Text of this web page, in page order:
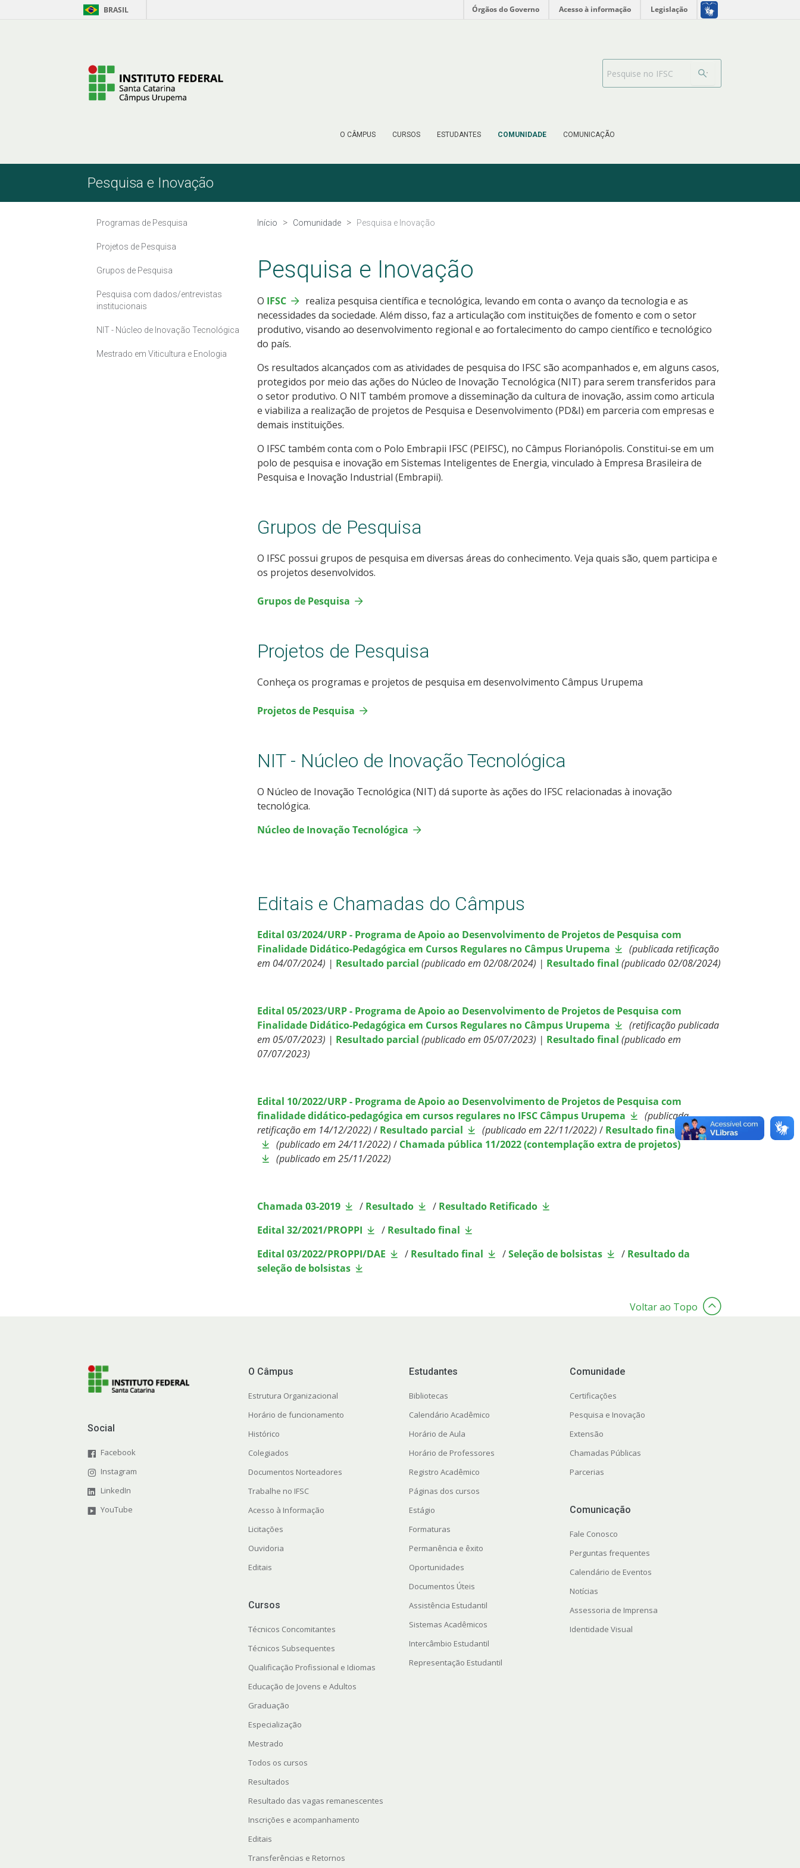
Pular para o Conteúdo BRASIL Órgãos do Governo Acesso à informação Legislação
O CÂMPUS CURSOS ESTUDANTES COMUNIDADE COMUNICAÇÃO
Barra de busca
Pesquisa e Inovação
Programas de Pesquisa
Projetos de Pesquisa
Grupos de Pesquisa
Pesquisa com dados/entrevistas
institucionais
NIT - Núcleo de Inovação Tecnológica
Mestrado em Viticultura e Enologia
Início Comunidade Pesquisa e Inovação
Pesquisa e Inovação
O IFSC
realiza pesquisa científica e tecnológica, levando em conta o avanço da tecnologia e as
necessidades da sociedade. Além disso, faz a articulação com instituições de fomento e com o setor
produtivo, visando ao desenvolvimento regional e ao fortalecimento do campo científico e tecnológico
do país.
Os resultados alcançados com as atividades de pesquisa do IFSC são acompanhados e, em alguns casos,
protegidos por meio das ações do Núcleo de Inovação Tecnológica (NIT) para serem transferidos para
o setor produtivo. O NIT também promove a disseminação da cultura de inovação, assim como articula
e viabiliza a realização de projetos de Pesquisa e Desenvolvimento (PD&I) em parceria com empresas e
demais instituições.
O IFSC também conta com o Polo Embrapii IFSC (PEIFSC), no Câmpus Florianópolis. Constitui-se em um
polo de pesquisa e inovação em Sistemas Inteligentes de Energia, vinculado à Empresa Brasileira de
Pesquisa e Inovação Industrial (Embrapii).
Grupos de Pesquisa
O IFSC possui grupos de pesquisa em diversas áreas do conhecimento. Veja quais são, quem participa e
os projetos desenvolvidos.
Grupos de Pesquisa
Projetos de Pesquisa
Conheça os programas e projetos de pesquisa em desenvolvimento Câmpus Urupema
Projetos de Pesquisa
NIT - Núcleo de Inovação Tecnológica
O Núcleo de Inovação Tecnológica (NIT) dá suporte às ações do IFSC relacionadas à inovação
tecnológica.
Núcleo de Inovação Tecnológica
Editais e Chamadas do Câmpus
Edital 03/2024/URP - Programa de Apoio ao Desenvolvimento de Projetos de Pesquisa com
Finalidade Didático-Pedagógica em Cursos Regulares no Câmpus Urupema
(publicada retificação
em 04/07/2024) | Resultado parcial (publicado em 02/08/2024) | Resultado final (publicado 02/08/2024)
Edital 05/2023/URP - Programa de Apoio ao Desenvolvimento de Projetos de Pesquisa com
Finalidade Didático-Pedagógica em Cursos Regulares no Câmpus Urupema
(retificação publicada
em 05/07/2023) | Resultado parcial (publicado em 05/07/2023) | Resultado final (publicado em
07/07/2023)
Edital 10/2022/URP - Programa de Apoio ao Desenvolvimento de Projetos de Pesquisa com
finalidade didático-pedagógica em cursos regulares no IFSC Câmpus Urupema
(publicada
retificação em 14/12/2022) / Resultado parcial (publicado em 22/11/2022) / Resultado final
(publicado em 24/11/2022) / Chamada pública 11/2022 (contemplação extra de projetos)
(publicado em 25/11/2022)
Chamada 03-2019 / Resultado / Resultado Retificado
Edital 32/2021/PROPPI
/ Resultado final
Edital 03/2022/PROPPI/DAE
/ Resultado final /Seleção de bolsistas / Resultado da
seleção de bolsistas
Voltar ao Topo
Social
Facebook
Instagram
LinkedIn
YouTube
O Câmpus
Estrutura Organizacional
Horário de funcionamento
Histórico
Colegiados
Documentos Norteadores
Trabalhe no IFSC
Acesso à Informação
Licitações
Ouvidoria
Editais
Cursos
Técnicos Concomitantes
Técnicos Subsequentes
Qualificação Profissional e Idiomas
Educação de Jovens e Adultos
Graduação
Especialização
Mestrado
Todos os cursos
Resultados
Resultado das vagas remanescentes
Inscrições e acompanhamento
Editais
Transferências e Retornos
Estudantes
Bibliotecas
Calendário Acadêmico
Horário de Aula
Horário de Professores
Registro Acadêmico
Páginas dos cursos
Estágio
Formaturas
Permanência e êxito
Oportunidades
Documentos Úteis
Assistência Estudantil
Sistemas Acadêmicos
Intercâmbio Estudantil
Representação Estudantil
Comunidade
Certificações
Pesquisa e Inovação
Extensão
Chamadas Públicas
Parcerias
Comunicação
Fale Conosco
Perguntas frequentes
Calendário de Eventos
Notícias
Assessoria de Imprensa
Identidade Visual